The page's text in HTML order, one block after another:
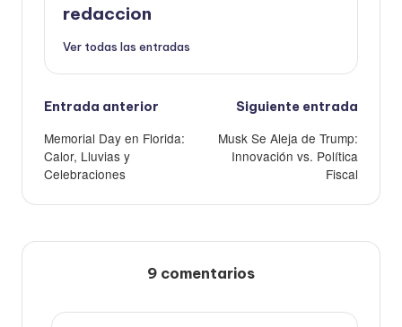
redaccion
Ver todas las entradas
Navegación
entradas
Entrada anterior
Memorial Day en Florida:
Calor, Lluvias y
Celebraciones
Siguiente entrada
Musk Se Aleja de Trump:
Innovación vs. Política
Fiscal
9 comentarios